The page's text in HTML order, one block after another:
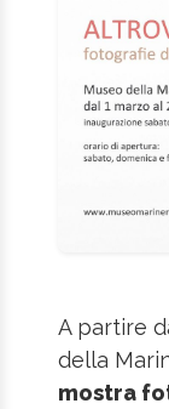
A partire
della
mostra